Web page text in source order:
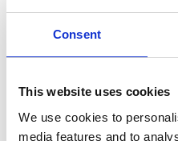
Consent
This website uses cookies
We use cookies to
media features and to
gerust contact op voor meer